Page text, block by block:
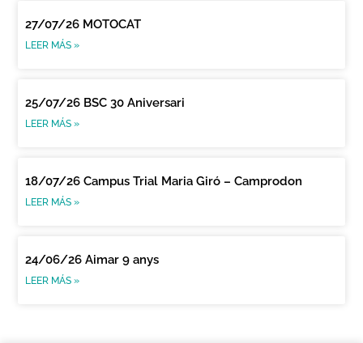
27/07/26 MOTOCAT
LEER MÁS »
25/07/26 BSC 30 Aniversari
LEER MÁS »
18/07/26 Campus Trial Maria Giró – Camprodon
LEER MÁS »
24/06/26 Aimar 9 anys
LEER MÁS »